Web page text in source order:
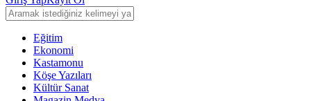
Eğitim
Ekonomi
Kastamonu
Köşe Yazıları
Kültür Sanat